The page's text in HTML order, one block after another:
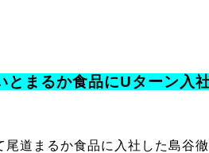
とまるか食品にUターン入
道まるか食品に入社した島谷